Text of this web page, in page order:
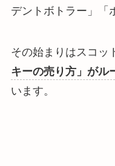
デントボトラー」「
その始まりはスコッ
キーの売り方」がル
います。